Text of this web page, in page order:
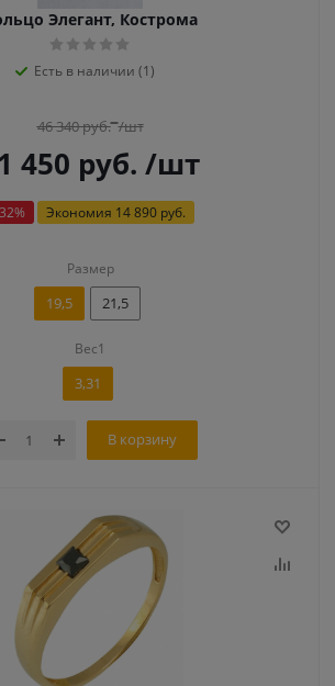
Элегант, Кострома
Есть в наличии (1)
46 340руб. /шт
450 руб. /шт
32% Экономия 14 890 руб.
Размер
19,5 21,5
Вес1
3,31
В корзину